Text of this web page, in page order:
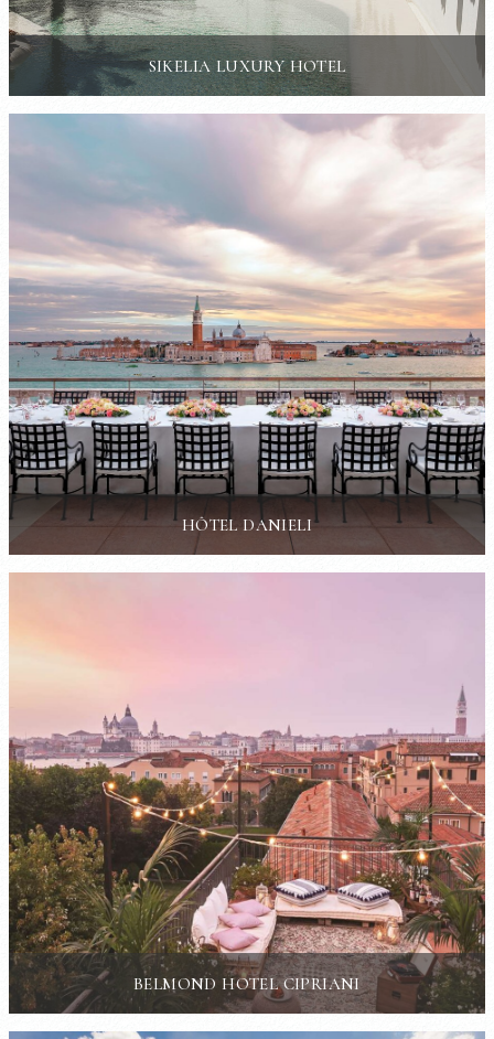
SIKELIA LUXURY HOTEL
HÔTEL DANIELI
BELMOND HOTEL CIPRIANI